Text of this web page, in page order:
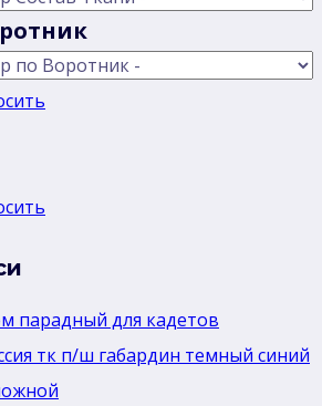
парадный для кадетов
тк п/ш габардин темный синий